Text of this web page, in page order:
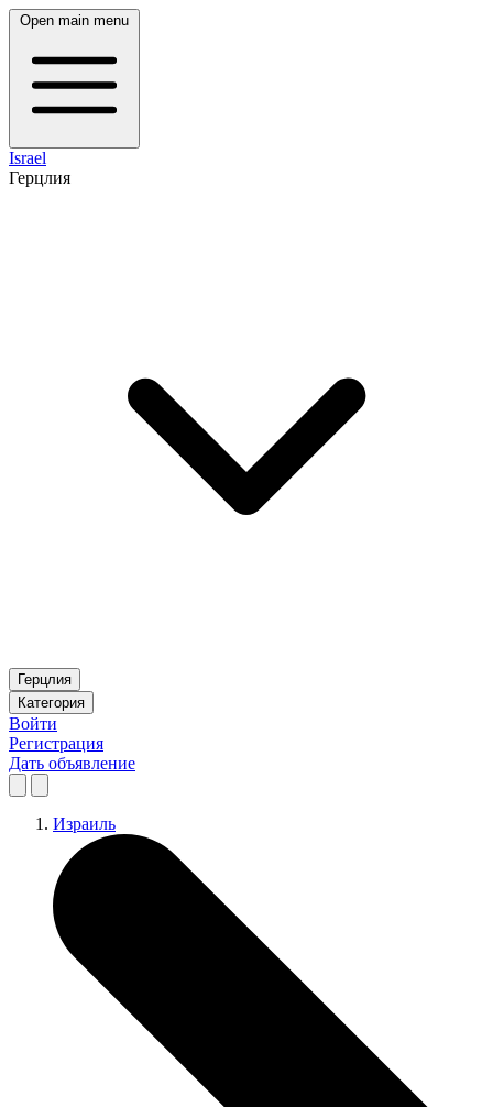
Open main menu
Israel
Герцлия
Герцлия
Категория
Войти
Регистрация
Дать объявление
Израиль